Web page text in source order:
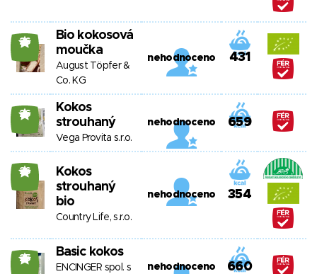
26
Bio kokosová
moučka
August Töpfer &
Co. KG
nehodnoceno 431
26
Kokos
strouhaný
Vega Provita s.r.o.
nehodnoceno 659
26
Kokos
strouhaný
bio
Country Life, s.r.o.
nehodnoceno 354
25 Basic kokos
ENCINGER spol. s
nehodnoceno 660